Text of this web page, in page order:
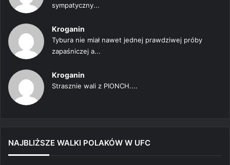
sympatyczny...
Kroganin
Tybura nie miał nawet jednej prawdziwej próby
zapaśniczej a...
Kroganin
Strasznie wali z PIONCH....
NAJBLIŻSZE WALKI POLAKÓW W UFC